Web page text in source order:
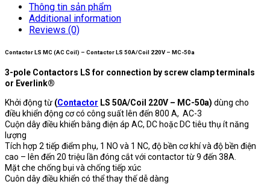
Thông tin sản phẩm
Additional information
Reviews (0)
Contactor LS MC (AC Coil) – Contactor LS 50A/Coil 220V – MC-50a
3-pole Contactors LS for connection by screw clamp terminals
or Everlink®
Khởi động từ (Contactor LS 50A/Coil 220V – MC-50a) dùng cho
điều khiển động cơ có công suất lên đến 800 A, AC-3
Cuộn dây điều khiển bằng điện áp AC, DC hoặc DC tiêu thụ ít năng
lượng
Tích hợp 2 tiếp điểm phụ, 1 NO và 1 NC, độ bền cơ khí và độ bền điện
cao – lên đến 20 triệu lần đóng cắt với contactor từ 9 đến 38A.
Mặt che chống bụi và chống tiếp xúc
Cuôn dây điều khiển có thể thay thế dễ dàng